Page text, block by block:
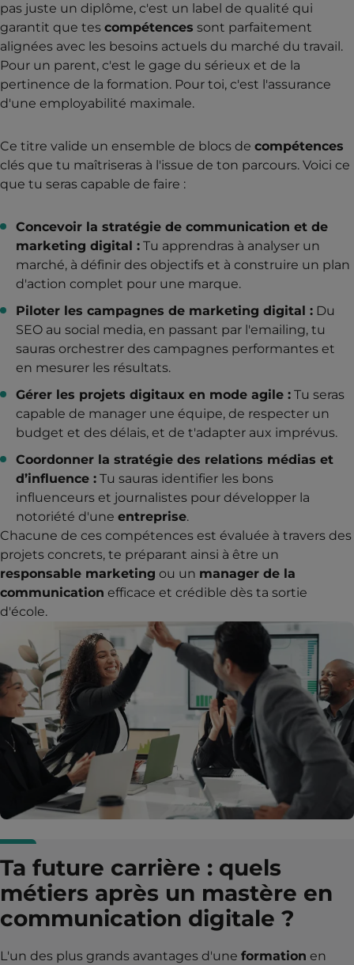
pas juste un diplôme, c'est un label de qualité qui
garantit que tes compétences sont parfaitement
alignées avec les besoins actuels du marché du travail.
Pour un parent, c'est le gage du sérieux et de la
pertinence de la formation. Pour toi, c'est l'assurance
d'une employabilité maximale.
Ce titre valide un ensemble de blocs de compétences
clés que tu maîtriseras à l'issue de ton parcours. Voici ce
que tu seras capable de faire :
Concevoir la stratégie de communication et de
marketing digital : Tu apprendras à analyser un
marché, à définir des objectifs et à construire un plan
d'action complet pour une marque.
Piloter les campagnes de marketing digital : Du
SEO au social media, en passant par l'emailing, tu
sauras orchestrer des campagnes performantes et
en mesurer les résultats.
Gérer les projets digitaux en mode agile : Tu seras
capable de manager une équipe, de respecter un
budget et des délais, et de t'adapter aux imprévus.
Coordonner la stratégie des relations médias et
d’influence : Tu sauras identifier les bons
influenceurs et journalistes pour développer la
notoriété d'une entreprise.
Chacune de ces compétences est évaluée à travers des
projets concrets, te préparant ainsi à être un
responsable marketing ou un manager de la
communication efficace et crédible dès ta sortie
d'école.
Ta future carrière : quels
métiers après un mastère en
communication digitale ?
L'un des plus grands avantages d'une formation en